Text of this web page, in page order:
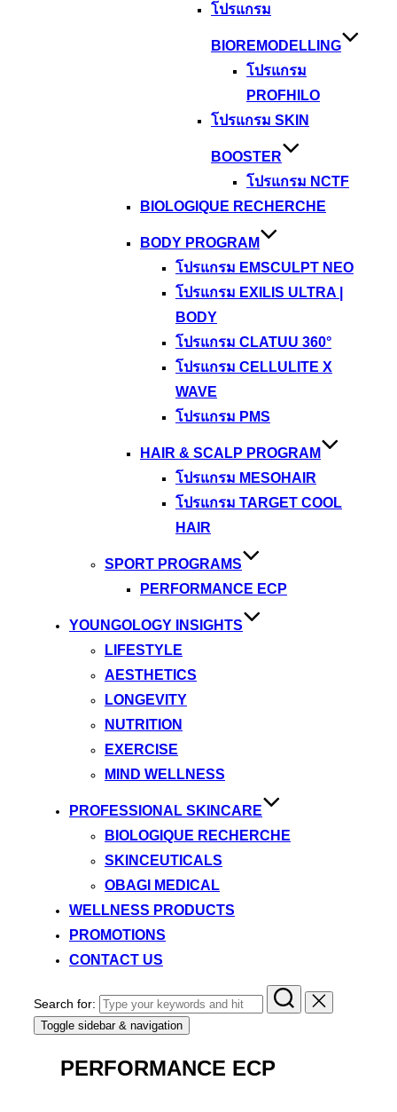
โปรแกรม
BIOREMODELLING
โปรแกรม
PROFHILO
โปรแกรม SKIN
BOOSTER
โปรแกรม NCTF
BIOLOGIQUE RECHERCHE
BODY PROGRAM
โปรแกรม EMSCULPT NEO
โปรแกรม EXILIS ULTRA |
BODY
โปรแกรม CLATUU 360°
โปรแกรม CELLULITE X
WAVE
โปรแกรม PMS
HAIR & SCALP PROGRAM
โปรแกรม MESOHAIR
โปรแกรม TARGET COOL
HAIR
SPORT PROGRAMS
PERFORMANCE ECP
YOUNGOLOGY INSIGHTS
LIFESTYLE
AESTHETICS
LONGEVITY
NUTRITION
EXERCISE
MIND WELLNESS
PROFESSIONAL SKINCARE
BIOLOGIQUE RECHERCHE
SKINCEUTICALS
OBAGI MEDICAL
WELLNESS PRODUCTS
PROMOTIONS
CONTACT US
Search for:
Toggle sidebar & navigation
PERFORMANCE ECP